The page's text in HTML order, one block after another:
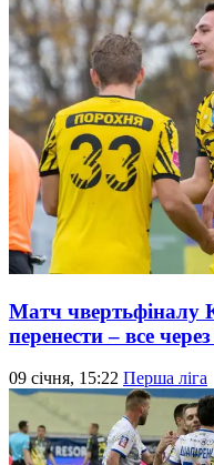
Матч чвертьфіналу
перенести – все
09 січня, 15:22 Перша ліга